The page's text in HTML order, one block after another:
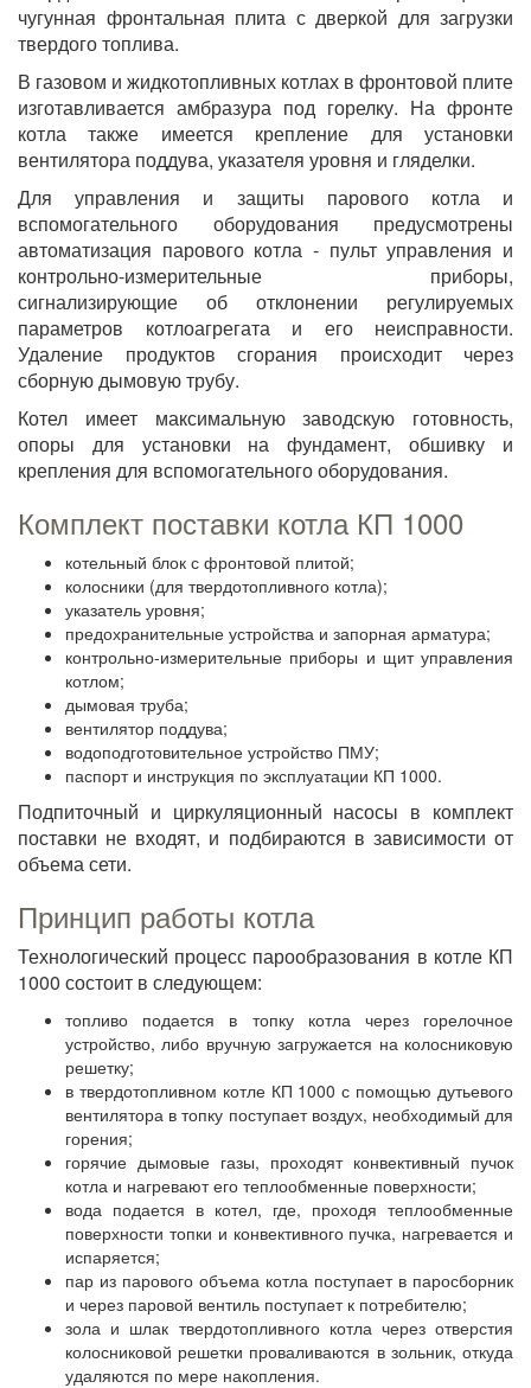
чугунная фронтальная плита с дверкой для загрузки
твердого топлива.
В газовом и жидкотопливных котлах в фронтовой плите
изготавливается амбразура под горелку. На фронте
котла также имеется крепление для установки
вентилятора поддува, указателя уровня и гляделки.
Для управления и защиты парового котла и
вспомогательного оборудования предусмотрены
автоматизация парового котла - пульт управления и
контрольно-измерительные приборы,
сигнализирующие об отклонении регулируемых
параметров котлоагрегата и его неисправности.
Удаление продуктов сгорания происходит через
сборную дымовую трубу.
Котел имеет максимальную заводскую готовность,
опоры для установки на фундамент, обшивку и
крепления для вспомогательного оборудования.
Комплект поставки котла КП 1000
котельный блок с фронтовой плитой;
колосники (для твердотопливного котла);
указатель уровня;
предохранительные устройства и запорная арматура;
контрольно-измерительные приборы и щит управления
котлом;
дымовая труба;
вентилятор поддува;
водоподготовительное устройство ПМУ;
паспорт и инструкция по эксплуатации КП 1000.
Подпиточный и циркуляционный насосы в комплект
поставки не входят, и подбираются в зависимости от
объема сети.
Принцип работы котла
Технологический процесс парообразования в котле КП
1000 состоит в следующем:
топливо подается в топку котла через горелочное
устройство, либо вручную загружается на колосниковую
решетку;
в твердотопливном котле КП 1000 с помощью дутьевого
вентилятора в топку поступает воздух, необходимый для
горения;
горячие дымовые газы, проходят конвективный пучок
котла и нагревают его теплообменные поверхности;
вода подается в котел, где, проходя теплообменные
поверхности топки и конвективного пучка, нагревается и
испаряется;
пар из парового объема котла поступает в паросборник
и через паровой вентиль поступает к потребителю;
зола и шлак твердотопливного котла через отверстия
колосниковой решетки проваливаются в зольник, откуда
удаляются по мере накопления.